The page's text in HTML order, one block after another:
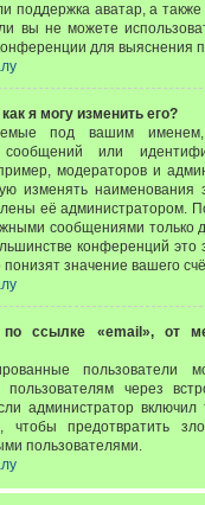
поддержка аватар, а
вы не можете
для выяснения
я могу изменить его?
под вашим именем,
или
модераторов и
изменять наименования
её администратором.
сообщениями только
конференций
значение вашего
ссылке «email», от
пользователи
пользователям через
администратор включил
чтобы предотвратить
пользователями.